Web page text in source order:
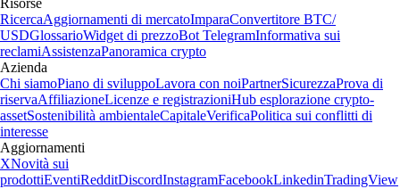
Risorse
RicercaAggiornamenti di mercatoImparaConvertitore BTC/
USDGlossarioWidget di prezzoBot TelegramInformativa sui
reclamiAssistenzaPanoramica crypto
Azienda
Chi siamoPiano di sviluppoLavora con noiPartnerSicurezzaProva di
riservaAffiliazioneLicenze e registrazioniHub esplorazione crypto-
assetSostenibilità ambientaleCapitaleVerificaPolitica sui conflitti di
interesse
Aggiornamenti
XNovità sui
prodottiEventiRedditDiscordInstagramFacebookLinkedinTradingView